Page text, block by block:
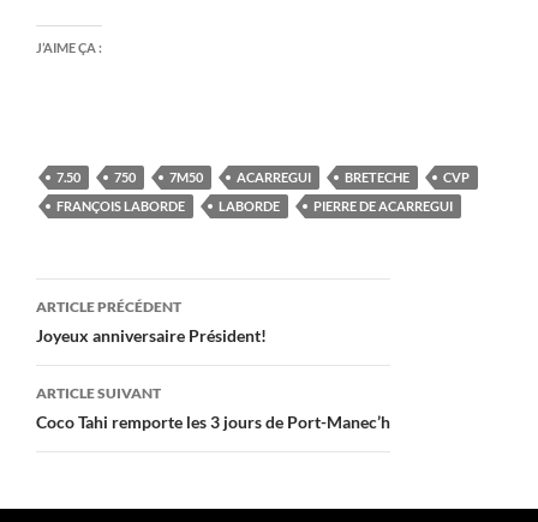
J’AIME ÇA :
7.50 750 7M50 ACARREGUI BRETECHE
CVP
FRANÇOIS LABORDE
LABORDE PIERRE DE ACARREGUI
Navigation
des
articles
ARTICLE PRÉCÉDENT
Joyeux anniversaire Président!
ARTICLE SUIVANT
Coco Tahi remporte les 3 jours de Port-Manec’h